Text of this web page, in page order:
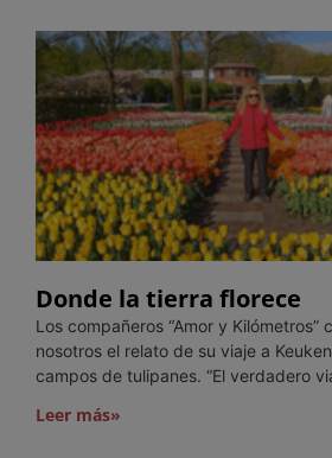
Donde la tierra florece
Los compañeros “Amor y Kilómetros”
nosotros el relato de su viaje a
campos de tulipanes. “El verdadero
Leer más»